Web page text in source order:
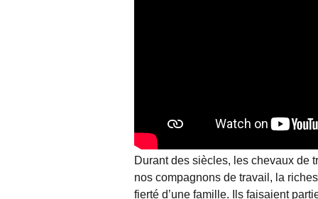
Durant des siècles, les chevaux de
nos compagnons de travail, la
fierté d’une famille. Ils faisaient